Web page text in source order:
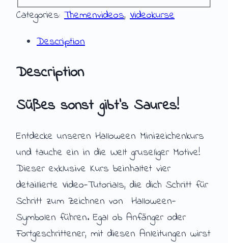
Categories:Themenvideos, Videokurse
Description
Description
Süßes sonst gibt’s Saures!
Entdecke unseren Halloween Minizeichenkurs
und tauche ein in die Welt gruseliger Motive!
Dieser exklusive Kurs beinhaltet vier
detaillierte Video-Tutorials, die dich Schritt für
Schritt zum Zeichnen von Halloween-
Symbolen führen. Egal ob Anfänger oder
Fortgeschrittener, mit diesen Anleitungen wirst